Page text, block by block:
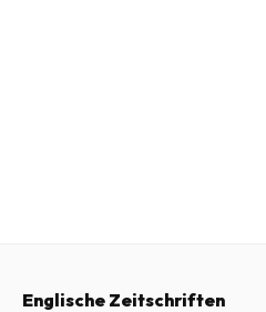
Englische Zeitschriften